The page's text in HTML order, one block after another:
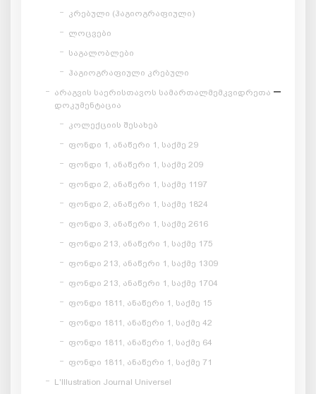
კრებული (ჰაგიოგრაფიული)
ლოცვები
საგალობლები
ჰაგიოგრაფიული კრებული
არაგვის საერისთავოს სამართალმემკვიდრეთა
დოკუმენტაცია
კოლექციის შესახებ
ფონდი 1, ანაწერი 1, საქმე 29
ფონდი 1, ანაწერი 1, საქმე 209
ფონდი 2, ანაწერი 1, საქმე 1197
ფონდი 2, ანაწერი 1, საქმე 1824
ფონდი 3, ანაწერი 1, საქმე 2616
ფონდი 213, ანაწერი 1, საქმე 175
ფონდი 213, ანაწერი 1, საქმე 1309
ფონდი 213, ანაწერი 1, საქმე 1704
ფონდი 1811, ანაწერი 1, საქმე 15
ფონდი 1811, ანაწერი 1, საქმე 42
ფონდი 1811, ანაწერი 1, საქმე 64
ფონდი 1811, ანაწერი 1, საქმე 71
L'Illustration Journal Universel